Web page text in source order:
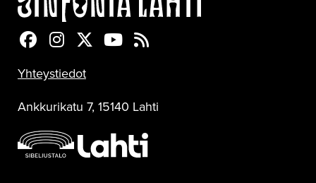
Sinfonia Lahti Facebookissa
Sinfonia Lahti Instagramissa
Sinfonia Lahti Twitterissä
Sinfonia Lahti YouTubessa
Sinfonia Lahti RSS-feed
Yhteystiedot
Ankkurikatu 7, 15140 Lahti